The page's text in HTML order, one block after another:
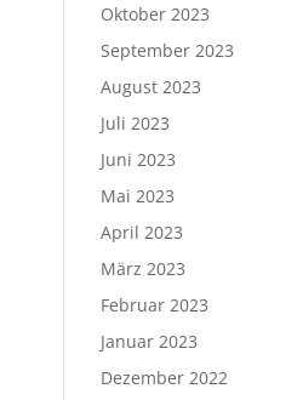
Oktober 2023
September 2023
August 2023
Juli 2023
Juni 2023
Mai 2023
April 2023
März 2023
Februar 2023
Januar 2023
Dezember 2022